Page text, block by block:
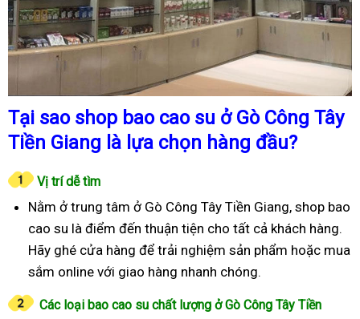
Tại sao shop bao cao su ở Gò Công Tây
Tiền Giang là lựa chọn hàng đầu?
Vị trí dễ tìm
Nằm ở trung tâm ở Gò Công Tây Tiền Giang, shop bao
cao su là điểm đến thuận tiện cho tất cả khách hàng.
Hãy ghé cửa hàng để trải nghiệm sản phẩm hoặc mua
sắm online với giao hàng nhanh chóng.
Các loại bao cao su chất lượng ở Gò Công Tây Tiền